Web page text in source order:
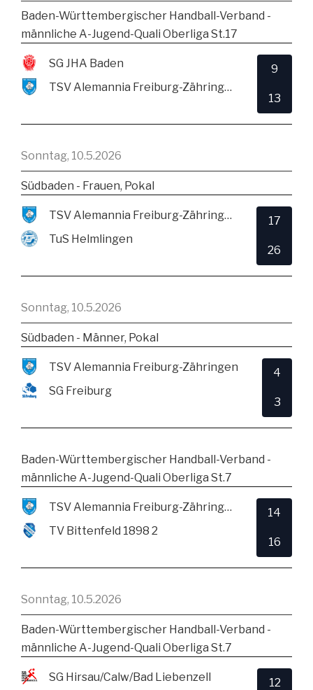
Baden-Württembergischer Handball-Verband -
männliche A-Jugend-Quali Oberliga St.17
SG JHA Baden
TSV Alemannia Freiburg-Zähringen
9
13
Sonntag, 10.5.2026
Südbaden - Frauen, Pokal
TSV Alemannia Freiburg-Zähringen
TuS Helmlingen
17
26
Sonntag, 10.5.2026
Südbaden - Männer, Pokal
TSV Alemannia Freiburg-Zähringen
SG Freiburg
4
3
Baden-Württembergischer Handball-Verband -
männliche A-Jugend-Quali Oberliga St.7
TSV Alemannia Freiburg-Zähringen
TV Bittenfeld 1898 2
14
16
Sonntag, 10.5.2026
Baden-Württembergischer Handball-Verband -
männliche A-Jugend-Quali Oberliga St.7
SG Hirsau/Calw/Bad Liebenzell
12